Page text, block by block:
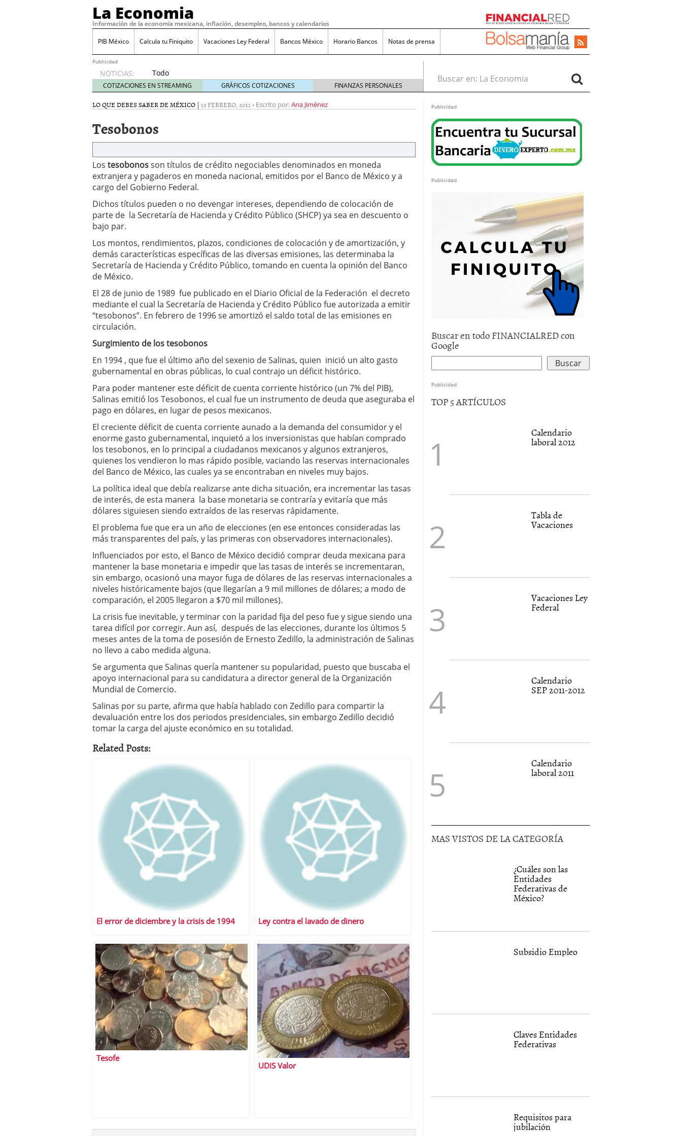
La Economia
Información de la economía mexicana, inflación, desempleo, bancos y calendarios
PIB México Calcula tu Finiquito Vacaciones Ley Federal Bancos México Horario Bancos Notas de prensa
Publicidad
NOTICIAS:
Todo
sobre
SIFX:
análisis
regulación,
seguridad
para
traders
en 2026
26, 2026
¿Cómo convertir el sueldo bruto a neto en México? noviembre 20, 2025
¿Cómo encontrar un seguro de auto económico? abril 9, 2025
Cómo acabará el año la economía mexicana; predicciones y avances
noviembre 29, 2024
COTIZACIONES EN STREAMING GRÁFICOS COTIZACIONES FINANZAS PERSONALES
Buscar en:
LO QUE DEBES SABER DE MÉXICO | 13 FEBRERO, 2011 - Escrito por:Ana Jiménez
Tesobonos
Los tesobonosson títulos de crédito negociables denominados en moneda
extranjera y pagaderos en moneda nacional, emitidos por el Banco de México y a
cargo del Gobierno Federal.
Dichos títulos pueden o no devengar intereses, dependiendo de colocación de
parte de la Secretaría de Hacienda y Crédito Público (SHCP) ya sea en descuento o
bajo par.
Los montos, rendimientos, plazos, condiciones de colocación y de amortización, y
demás características específicas de las diversas emisiones, las determinaba la
Secretaría de Hacienda y Crédito Público, tomando en cuenta la opinión del Banco
de México.
El 28 de junio de 1989 fue publicado en el Diario Oficial de la Federación el decreto
mediante el cual la Secretaría de Hacienda y Crédito Público fue autorizada a emitir
“tesobonos”. En febrero de 1996 se amortizó el saldo total de las emisiones en
circulación.
Surgimiento de los tesobonos
En 1994 , que fue el último año del sexenio de Salinas, quien inició un alto gasto
gubernamental en obras públicas, lo cual contrajo un déficit histórico.
Para poder mantener este déficit de cuenta corriente histórico (un 7% del PIB),
Salinas emitió los Tesobonos, el cual fue un instrumento de deuda que aseguraba el
pago en dólares, en lugar de pesos mexicanos.
El creciente déficit de cuenta corriente aunado a la demanda del consumidor y el
enorme gasto gubernamental, inquietó a los inversionistas que habían comprado
los tesobonos, en lo principal a ciudadanos mexicanos y algunos extranjeros,
quienes los vendieron lo mas rápido posible, vaciando las reservas internacionales
del Banco de México, las cuales ya se encontraban en niveles muy bajos.
La política ideal que debía realizarse ante dicha situación, era incrementar las tasas
de interés, de esta manera la base monetaria se contraría y evitaría que más
dólares siguiesen siendo extraídos de las reservas rápidamente.
El problema fue que era un año de elecciones (en ese entonces consideradas las
más transparentes del país, y las primeras con observadores internacionales).
Influenciados por esto, el Banco de México decidió comprar deuda mexicana para
mantener la base monetaria e impedir que las tasas de interés se incrementaran,
sin embargo, ocasionó una mayor fuga de dólares de las reservas internacionales a
niveles históricamente bajos (que llegarían a 9 mil millones de dólares; a modo de
comparación, el 2005 llegaron a $70 mil millones).
La crisis fue inevitable, y terminar con la paridad fija del peso fue y sigue siendo una
tarea difícil por corregir. Aun así, después de las elecciones, durante los últimos 5
meses antes de la toma de posesión de Ernesto Zedillo, la administración de Salinas
no llevo a cabo medida alguna.
Se argumenta que Salinas quería mantener su popularidad, puesto que buscaba el
apoyo internacional para su candidatura a director general de la Organización
Mundial de Comercio.
Salinas por su parte, afirma que había hablado con Zedillo para compartir la
devaluación entre los dos periodos presidenciales, sin embargo Zedillo decidió
tomar la carga del ajuste económico en su totalidad.
Related Posts:
El error de diciembre y la crisis de 1994 Ley contra el lavado de dinero
Tesofe
UDIS Valor
Publicidad
Publicidad
Buscar en todo FINANCIALRED con
Google
Publicidad
TOP 5 ARTÍCULOS
Calendario
laboral 2012
Tabla de
Vacaciones
Vacaciones Ley
Federal
Calendario
SEP 2011-2012
Calendario
laboral 2011
MAS VISTOS DE LA CATEGORÍA
¿Cuáles son las
Entidades
Federativas de
México?
Subsidio Empleo
Claves Entidades
Federativas
Requisitos para
jubilación